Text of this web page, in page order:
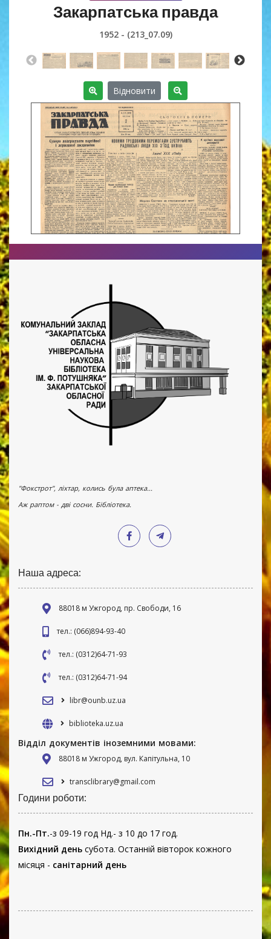
Закарпатська правда
1952 - (213_07.09)
Відновити
"Фокстрот", ліхтар, колись була аптека...
Аж раптом - дві сосни. Бібліотека.
Наша адреса:
88018 м Ужгород, пр. Свободи, 16
тел.: (066)894-93-40
тел.: (0312)64-71-93
тел.: (0312)64-71-94
libr@ounb.uz.ua
biblioteka.uz.ua
Відділ документів іноземними мовами:
88018 м Ужгород, вул. Капітульна, 10
transclibrary@gmail.com
Години роботи:
Пн.-Пт.-з 09-19 год Нд.- з 10 до 17 год.
Вихідний день субота. Останній вівторок кожного
місяця - санітарний день